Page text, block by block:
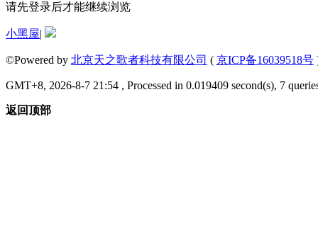
请先登录后才能继续浏览
小黑屋|
©Powered by 北京天之歌者科技有限公司 ( 京ICP备16039518号
GMT+8, 2026-8-7 21:54 , Processed in 0.019409 second(s), 7
返回顶部